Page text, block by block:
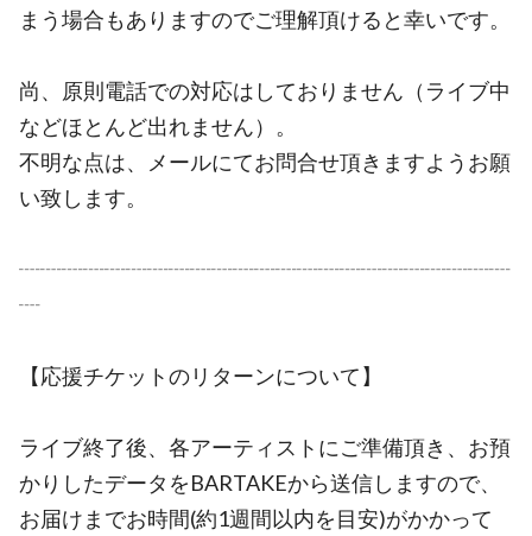
まう場合もありますのでご理解頂けると幸いです。
尚、原則電話での対応はしておりません（ライブ中
などほとんど出れません）。
不明な点は、メールにてお問合せ頂きますようお願
い致します。
┈┈┈┈┈┈┈┈┈┈┈┈┈┈┈┈┈┈┈┈┈┈┈
┈
【応援チケットのリターンについて】
ライブ終了後、各アーティストにご準備頂き、お預
かりしたデータをBARTAKEから送信しますので、
お届けまでお時間(約1週間以内を目安)がかかって